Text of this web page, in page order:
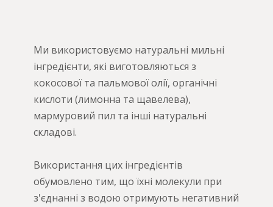
Ми використовуємо натуральні мильні
інгредієнти, які виготовляються з
кокосової та пальмової олії, органічні
кислоти (лимонна та щавелева),
мармуровий пил та інші натуральні
складові.
Використання цих інгредієнтів
обумовлено тим, що їхні молекули при
з'єднанні з водою отримують негативний